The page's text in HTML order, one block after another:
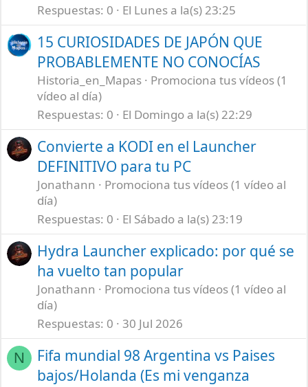
Respuestas 0 El Lunes a la(s) 23:25
15 CURIOSIDADES DE JAPÓN QUE
PROBABLEMENTE NO CONOCÍAS
Historia_en_Mapas
Promociona tus vídeos (1
vídeo al día)
Respuestas 0 El Domingo a la(s) 22:29
Convierte a KODI en el Launcher
DEFINITIVO para tu PC
Jonathann
Promociona tus vídeos (1 vídeo al
día)
Respuestas 0 El Sábado a la(s) 23:19
Hydra Launcher explicado: por qué se
ha vuelto tan popular
Jonathann
Promociona tus vídeos (1 vídeo al
día)
Respuestas 0 30 Jul 2026
N
Fifa mundial 98 Argentina vs Paises
bajos/Holanda (Es mi venganza